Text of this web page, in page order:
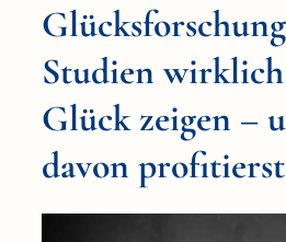
Studien
Glück zeigen –
davon profitierst